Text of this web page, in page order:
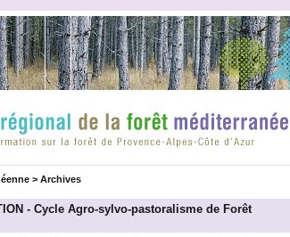
> Archives
- Cycle Agro-sylvo-pastoralisme de Forêt